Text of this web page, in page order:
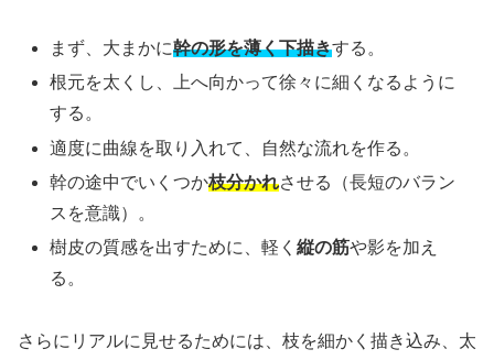
まず、大まかに幹の形を薄く下描きする。
根元を太くし、上へ向かって徐々に細くなるように
する。
適度に曲線を取り入れて、自然な流れを作る。
幹の途中でいくつか枝分かれさせる（長短のバラン
スを意識）。
樹皮の質感を出すために、軽く縦の筋や影を加え
る。
さらにリアルに見せるためには、枝を細かく描き込み、太